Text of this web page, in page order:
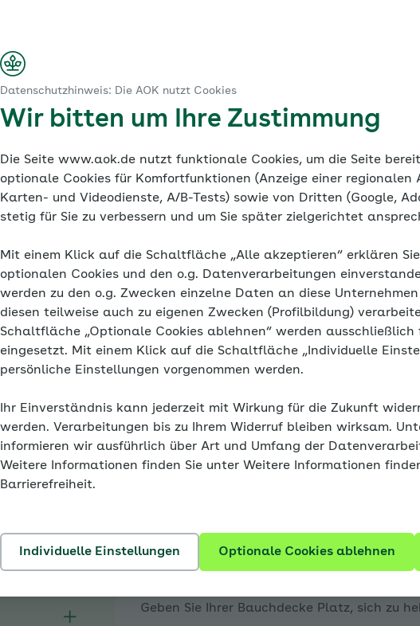
Anleitung
Yoga-Atmung – eine praktische Anleitung
Die Atemräume
Nach dem Einatmen strömt der Atem über
viel Luft in die Lunge kommt, können und
Es werden zwei „Atemräume“
kurze und flache Brustatmung
In den Bauch atmen …
Atmen Sie bewusster mit Ihrem Zwerchfell.
Geben Sie Ihrer Bauchdecke Platz, sich zu
Untermenü für Blutdruck - eine Einführung ausklappen
Untermenü für Bluthochdruck hat viele Gesichter
Datenschutzhinweis: Die AOK nutzt Cookies
Wir bitten um Ihre Zustimmung
Die Seite www.aok.de nutzt funktionale Cookies, um die Seite
optionale Cookies für Komfortfunktionen (Anzeige einer regionalen
Karten- und Videodienste, A/B-Tests) sowie von Dritten (Google,
stetig für Sie zu verbessern und um Sie später zielgerichtet
Mit einem Klick auf die Schaltfläche „Alle akzeptieren“ erklären
optionalen Cookies und den o.g. Datenverarbeitungen
werden zu den o.g. Zwecken einzelne Daten an diese
diesen teilweise auch zu eigenen Zwecken (Profilbildung)
Schaltfläche „Optionale Cookies ablehnen“ werden ausschließlich
eingesetzt. Mit einem Klick auf die Schaltfläche „Individuelle
persönliche Einstellungen vorgenommen werden.
Ihr Einverständnis kann jederzeit mit Wirkung für die Zukunft
werden. Verarbeitungen bis zu Ihrem Widerruf bleiben wirksam.
informieren wir ausführlich über Art und Umfang der
Weitere Informationen finden Sie unter Weitere Informationen
Barrierefreiheit.
Individuelle Einstellungen Optionale Cookies ablehnen